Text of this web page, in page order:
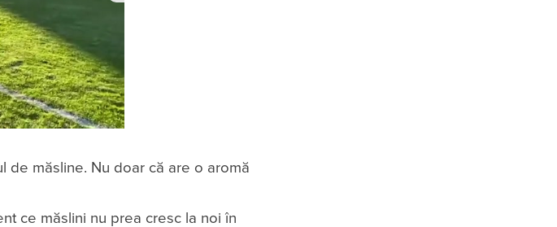
de măsline. Nu doar că are o aromă
ce măslini nu prea cresc la noi în